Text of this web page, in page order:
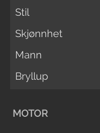
Stil
Skjønnhet
Mann
Bryllup
MOTOR